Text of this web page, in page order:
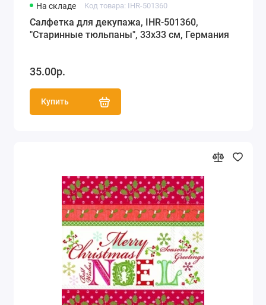
На складе Код товара: IHR-501360
Салфетка для декупажа, IHR-501360,
"Старинные тюльпаны", 33х33 см, Германия
35.00р.
Купить